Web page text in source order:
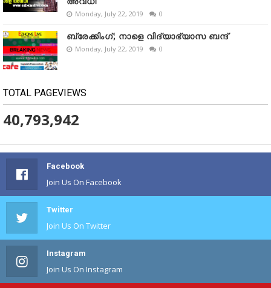
Monday, July 22, 2019 0
ബ്രേക്കിംഗ്; നാളെ വിദ്യാഭ്യാസ ബന്ദ്
Monday, July 22, 2019 0
TOTAL PAGEVIEWS
40,793,942
Facebook
Join Us On Facebook
Twitter
Join Us On Twitter
Instagram
Join Us On Instagram